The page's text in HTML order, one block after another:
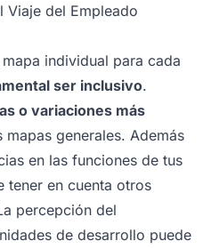
Viaje del Empleado
individual para cada
ser inclusivo.
o variaciones más
mapas generales. Además
en las funciones de tus
tener en cuenta otros
percepción del
de desarrollo puede